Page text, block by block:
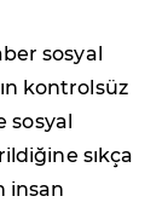
sosyal
kontrolsüz
sosyal
sıkça
insan